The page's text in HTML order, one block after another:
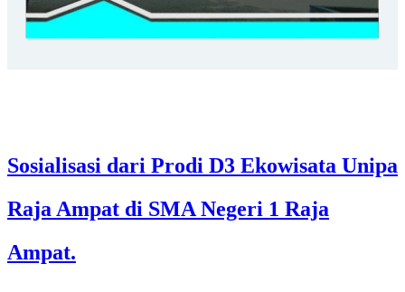
Sosialisasi dari Prodi D3 Ekowisata Unipa
Raja Ampat di SMA Negeri 1 Raja
Ampat.